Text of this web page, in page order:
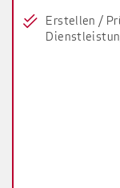
Erstellen /